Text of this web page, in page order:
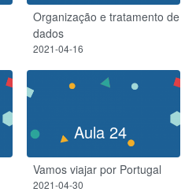
Organização e tratamento de
dados​
2021-04-16
Aula 24
Vamos viajar por Portugal
2021-04-30